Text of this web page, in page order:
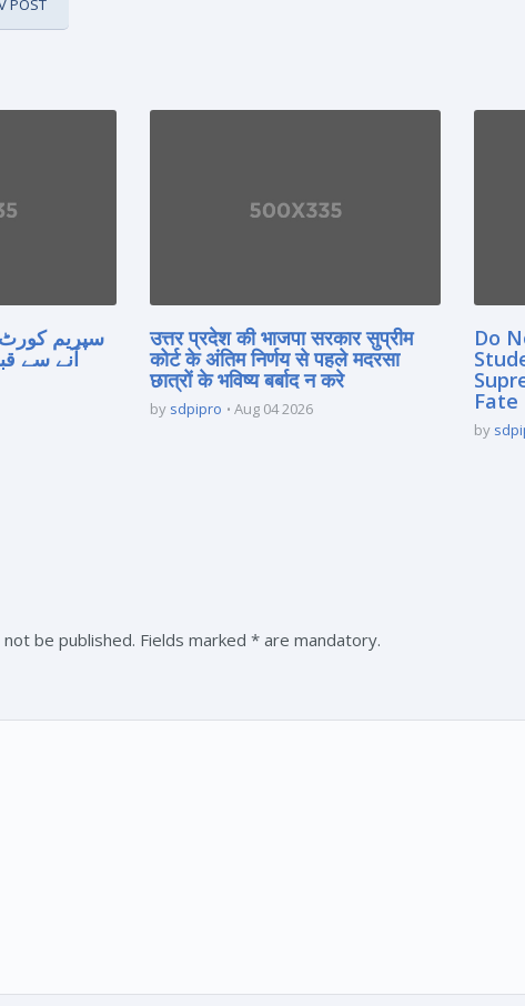
POST
سپریم
آنے سے
उत्तर प्रदेश की भाजपा सरकार सुप्रीम
कोर्ट के अंतिम निर्णय से पहले मदरसा
छात्रों के भविष्य बर्बाद न करे
by sdpipro Aug 04 2026
Do
Fate
by
be published. Fields marked * are mandatory.